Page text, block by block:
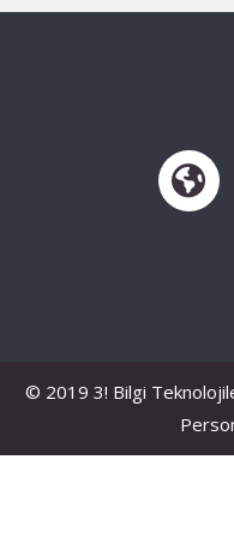
© 2019 3! Bilgi